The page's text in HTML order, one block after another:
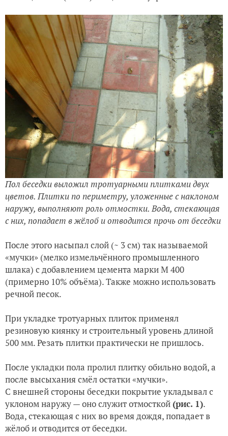
Пол беседки выложил тротуарными плитками двух
цветов. Плитки по периметру, уложенные с наклоном
наружу, выполняют роль отмостки. Вода, стекающая
с них, попадает в жёлоб и отводится прочь от беседки
После этого насыпал слой (~ 3 см) так называемой
«мучки» (мелко измельчённого промышленного
шлака) с добавлением цемента марки М 400
(примерно 10% объёма). Также можно использовать
речной песок.
При укладке тротуарных плиток применял
резиновую киянку и строительный уровень длиной
500 мм. Резать плитки практически не пришлось.
После укладки пола пролил плитку обильно водой, а
после высыхания смёл остатки «мучки».
С внешней стороны беседки покрытие укладывал с
уклоном наружу — оно служит отмосткой(рис. 1).
Вода, стекающая с них во время дождя, попадает в
жёлоб и отводится от беседки.